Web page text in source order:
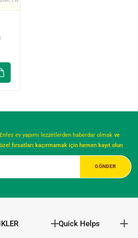
Enfes ev yapımı lezzetlerden haberdar olmak ve
özel fırsatları kaçırmamak için hemen kayıt olun
Quick Helps